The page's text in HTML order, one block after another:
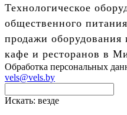
Технологическое
общественного
продажи оборудования
кафе и ресторанов в
Обработка персональных
vels@vels.by
Искать: везде